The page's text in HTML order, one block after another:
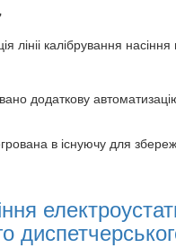
лініі калібрування
додаткову
в існуючу для